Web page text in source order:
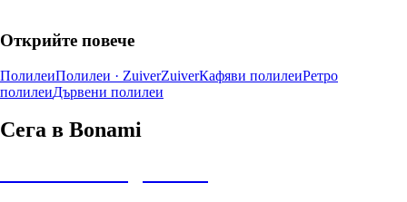
Открийте повече
ПолилеиПолилеи · ZuiverZuiverКафяви полилеиРетро
полилеиДървени полилеи
Сега в Bonami